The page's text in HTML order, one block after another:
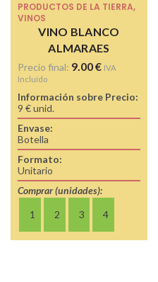
PRODUCTOS DE LA TIERRA,
VINOS
VINO BLANCO
ALMARAES
Precio final: 9.00€ IVA
Incluído
Información sobre Precio:
9 € unid.
Envase:
Botella
Formato:
Unitario
Comprar (unidades):
1
2 3 4